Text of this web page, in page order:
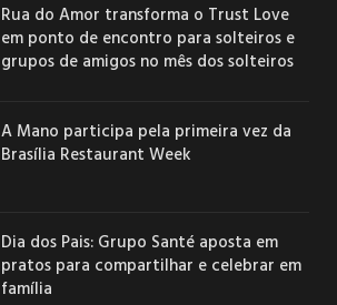
Rua do Amor transforma o Trust Love
em ponto de encontro para solteiros e
grupos de amigos no mês dos solteiros
A Mano participa pela primeira vez da
Brasília Restaurant Week
Dia dos Pais: Grupo Santé aposta em
pratos para compartilhar e celebrar em
família